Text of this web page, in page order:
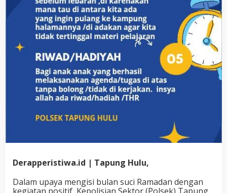
Derapperistiwa.id | Tapung Hulu,
Dalam upaya mengisi bulan suci Ramadan dengan